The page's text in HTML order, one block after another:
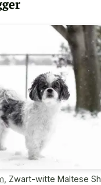
, Zwart-witte Maltese